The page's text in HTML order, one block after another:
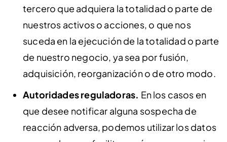
tercero que adquiera la totalidad o parte de
nuestros activos o acciones, o que nos
suceda en la ejecución de la totalidad o parte
de nuestro negocio, ya sea por fusión,
adquisición, reorganización o de otro modo.
Autoridades reguladoras. En los casos en
que desee notificar alguna sospecha de
reacción adversa, podemos utilizar los datos